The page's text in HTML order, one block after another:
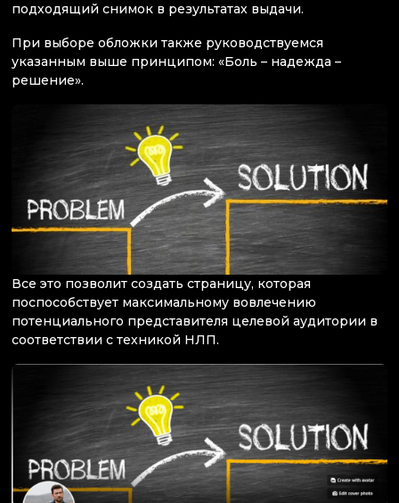
подходящий снимок в результатах выдачи.
При выборе обложки также руководствуемся
указанным выше принципом: «Боль – надежда –
решение».
Все это позволит создать страницу, которая
поспособствует максимальному вовлечению
потенциального представителя целевой аудитории в
соответствии с техникой НЛП.